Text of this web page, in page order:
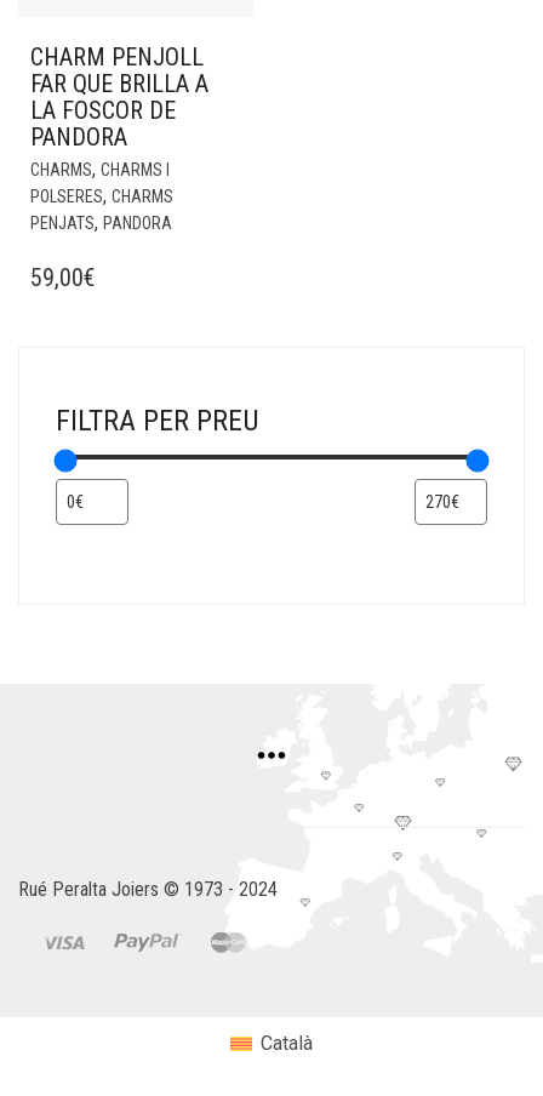
CHARM PENJOLL
FAR QUE BRILLA A
LA FOSCOR DE
PANDORA
CHARMS, CHARMS I
POLSERES, CHARMS
PENJATS, PANDORA
59,00€
FILTRA PER PREU
Rué Peralta Joiers © 1973 - 2024
Català